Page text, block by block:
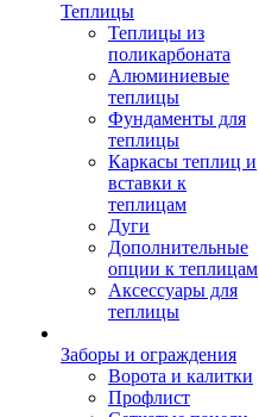
Теплицы
Теплицы из
поликарбоната
Алюминиевые
теплицы
Фундаменты для
теплицы
Каркасы теплиц и
вставки к
теплицам
Дуги
Дополнительные
опции к теплицам
Аксессуары для
теплицы
Заборы и ограждения
Ворота и калитки
Профлист